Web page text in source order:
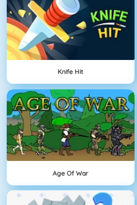
Knife Hit
Age Of War